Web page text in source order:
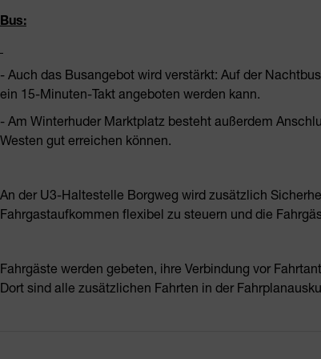
Bus:
- Auch das Busangebot wird verstärkt: Auf der
ein 15-Minuten-Takt angeboten werden kann.
- Am Winterhuder Marktplatz besteht außerdem
Westen gut erreichen können.
An der U3-Haltestelle Borgweg wird zusätzlich
Fahrgastaufkommen flexibel zu steuern und die
Fahrgäste werden gebeten, ihre Verbindung vor
Dort sind alle zusätzlichen Fahrten in der